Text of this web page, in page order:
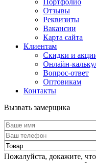
Портфолио
Отзывы
Реквизиты
Вакансии
Карта сайта
Клиентам
Скидки и
Онлайн-
Вопрос-ответ
Оптовикам
Контакты
Вызвать замерщика
Пожалуйста, докажите,